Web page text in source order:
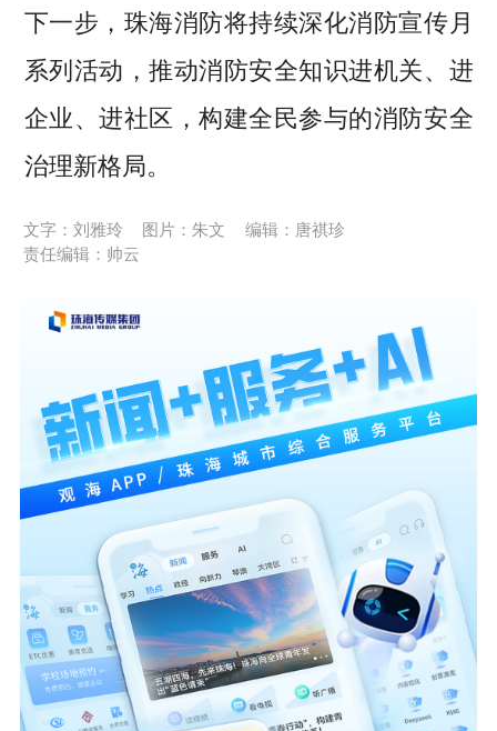
下一步，珠海消防将持续深化消防宣传月
系列活动，推动消防安全知识进机关、进
企业、进社区，构建全民参与的消防安全
治理新格局。
文字：刘雅玲 图片：朱文
编辑：唐祺珍
责任编辑：帅云